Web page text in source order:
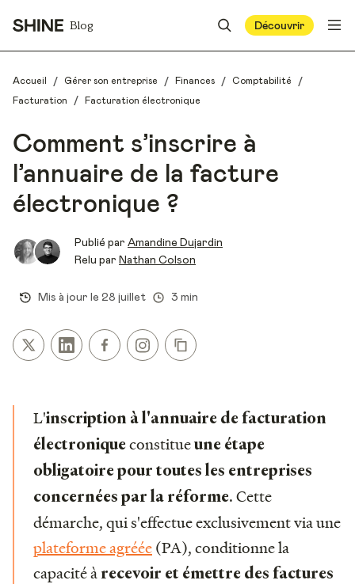
Blog Découvrir
Accueil / Gérer son entreprise / Finances / Comptabilité /
Facturation / Facturation électronique
Comment s’inscrire à
l’annuaire de la facture
électronique ?
Publié par Amandine Dujardin
Relu par Nathan Colson
Mis à jour le 28 juillet 3 min
L'inscription à l'annuaire de facturation
électroniqueconstitueune étape
obligatoire pour toutes les entreprises
concernées par la réforme. Cette
démarche, qui s'effectue exclusivement via une
plateforme agréée(PA), conditionne la
capacité à recevoir et émettre des factures